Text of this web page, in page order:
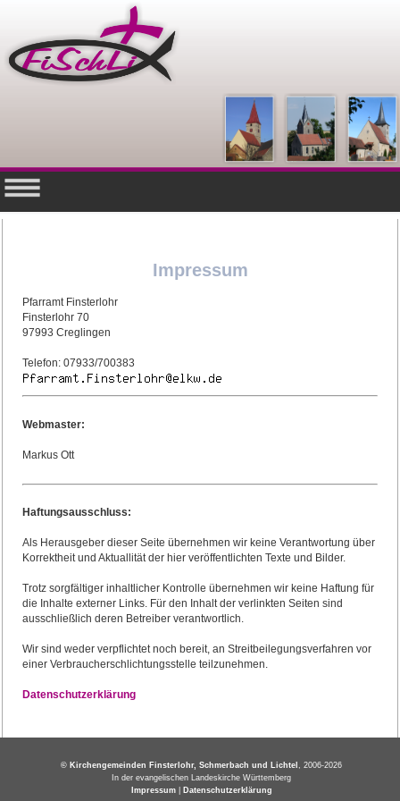
Impressum
Pfarramt Finsterlohr
Finsterlohr 70
97993 Creglingen
Telefon: 07933/700383
Webmaster:
Markus Ott
Haftungsausschluss:
Als Herausgeber dieser Seite übernehmen wir keine Verantwortung über
Korrektheit und Aktuallität der hier veröffentlichten Texte und Bilder.
Trotz sorgfältiger inhaltlicher Kontrolle übernehmen wir keine Haftung für
die Inhalte externer Links. Für den Inhalt der verlinkten Seiten sind
ausschließlich deren Betreiber verantwortlich.
Wir sind weder verpflichtet noch bereit, an Streitbeilegungsverfahren vor
einer Verbraucherschlichtungsstelle teilzunehmen.
Datenschutzerklärung
© Kirchengemeinden Finsterlohr, Schmerbach und Lichtel , 2006-2026
In der evangelischen Landeskirche Württemberg
Impressum| Datenschutzerklärung